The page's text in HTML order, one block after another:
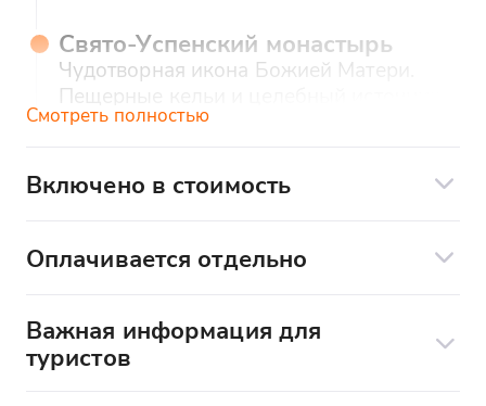
Свято-Успенский монастырь
Чудотворная икона Божией Матери.
Пещерные кельи и целебный источник.
Единственный образец крымско-
Часть объектов на реконструкции.
Обед в крымско-татарском кафе
Дегустация местных блюд (чебуреки,
плов, лагман) по пренйскуранту.
Смотреть полностью
Включено в стоимость
водителем и кондиционером
сертифицированным экскурсоводом
Оплачивается отдельно
Сувениры
Входные билеты:
Важная информация для
туристов